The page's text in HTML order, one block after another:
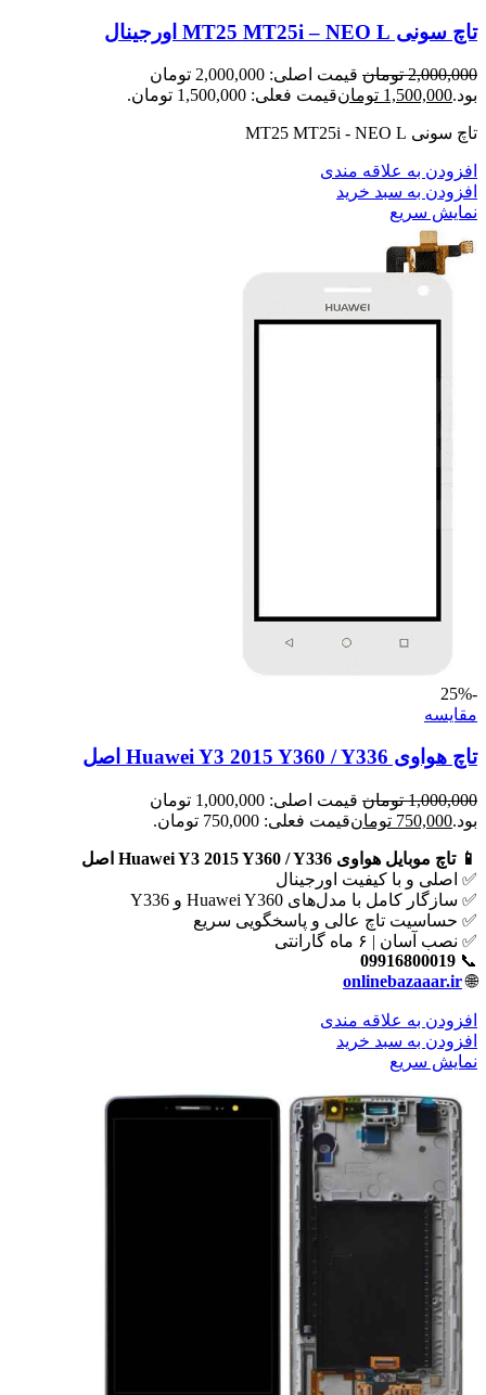
تاچ سونی MT25 MT25i – NEO L اورجینال
2,000,000 تومان
قیمت اصلی: 2,000,000 تومان
بود.1,500,000 تومانقیمت فعلی: 1,500,000 تومان.
تاچ سونی MT25 MT25i - NEO L
افزودن به علاقه مندی
افزودن به سبد خرید
نمایش سریع
-25%
مقايسه
تاچ هواوی Huawei Y3 2015 Y360 / Y336 اصل
1,000,000 تومان
قیمت اصلی: 1,000,000 تومان
بود.750,000 تومانقیمت فعلی: 750,000 تومان.
📱 تاچ موبایل هواوی Huawei Y3 2015 Y360 / Y336 اصل
✅ اصلی و با کیفیت اورجینال
✅ سازگار کامل با مدل‌های Huawei Y360 و Y336
✅ حساسیت تاچ عالی و پاسخگویی سریع
✅ نصب آسان | ۶ ماه گارانتی
📞
09916800019
🌐
onlinebazaaar.ir
افزودن به علاقه مندی
افزودن به سبد خرید
نمایش سریع